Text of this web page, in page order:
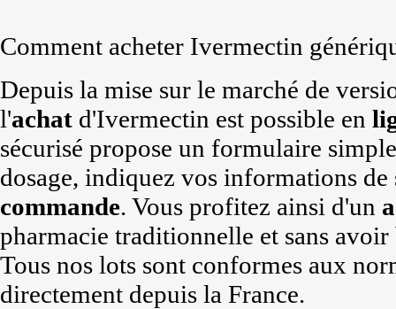
Comment acheter Ivermectin
Depuis la mise sur le marché de
l'achat d'Ivermectin est possible en
sécurisé propose un formulaire
dosage, indiquez vos informations
commande. Vous profitez ainsi d'un
pharmacie traditionnelle et sans
Tous nos lots sont conformes aux
directement depuis la France.